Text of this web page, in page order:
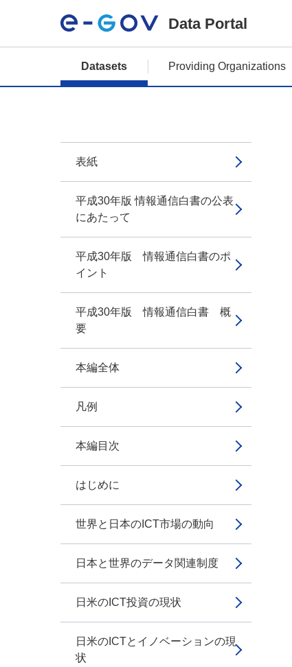
Data Portal
Datasets Providing Organizations
表紙
平成30年版 情報通信白書の公表
にあたって
平成30年版 情報通信白書のポ
イント
平成30年版 情報通信白書 概
要
本編全体
凡例
本編目次
はじめに
世界と日本のICT市場の動向
日本と世界のデータ関連制度
日米のICT投資の現状
日米のICTとイノベーションの現
状